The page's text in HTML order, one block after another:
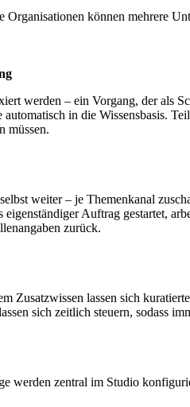
Organisationen können mehrere
werden – ein Vorgang, der als
in die Wissensbasis.
müssen.
selbst weiter – je Themenkanal
Auftrag gestartet,
zurück.
Zusatzwissen lassen sich
sich zeitlich steuern, sodass
werden zentral im Studio